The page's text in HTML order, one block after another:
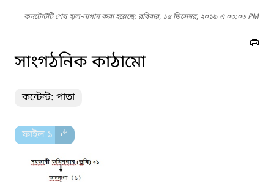
কনটেন্টটি শেষ হাল-নাগাদ করা হয়েছে: রবিবার, ১৫ ডিসেম্বর, ২০১৯ এ ০৩:০৬ PM
সাংগঠনিক কাঠামো
কন্টেন্ট: পাতা
ফাইল ১